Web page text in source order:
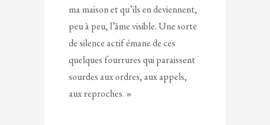
ma maison et qu’ils en deviennent,
peu à peu, l’âme visible. Une sorte
de silence actif émane de ces
quelques fourrures qui paraissent
sourdes aux ordres, aux appels,
aux reproches. »